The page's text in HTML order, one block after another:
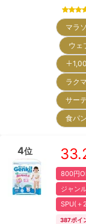
マラ
ウェ
＋
ラク
サー
食パ
4位
800円
ジャン
SPU(＋
387ポイ